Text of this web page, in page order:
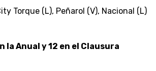
Torque (L), Peñarol (V), Nacional (L)
la Anual y 12 en el Clausura